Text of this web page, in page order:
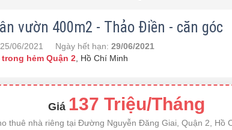
vườn 400m2 - Thảo Điền - căn góc
25/06/2021 Ngày hết hạn: 29/06/2021
hẻm Quận 2 Hồ Chí Minh
Giá 137 Triệu/Tháng
thuê nhà riêng tại Đường Nguyễn Đăng Giai, Quận 2, Hồ